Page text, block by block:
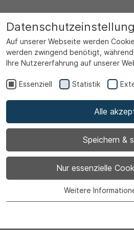
Auf unserer Webseite werden
werden zwingend benötigt, während
Ihre Nutzererfahrung auf unserer
Essenziell Statistik
Alle
Speichern &
Nur essenzielle
Essenzielle Cookies werden für
Weitere